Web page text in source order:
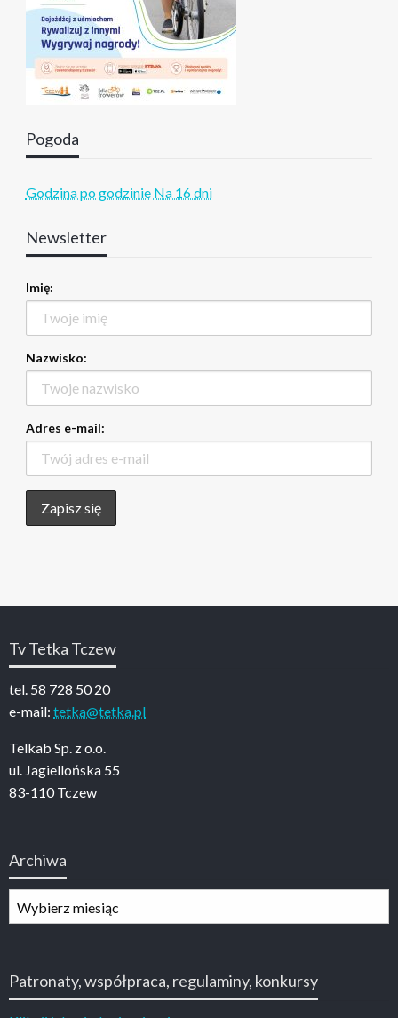
Pogoda
Godzina po godzinie Na 16 dni
Newsletter
Imię:
Nazwisko:
Adres e-mail:
Tv Tetka Tczew
tel. 58 728 50 20
e-mail: tetka@tetka.pl
Telkab Sp. z o.o.
ul. Jagiellońska 55
83-110 Tczew
Archiwa
Patronaty, współpraca, regulaminy, konkursy